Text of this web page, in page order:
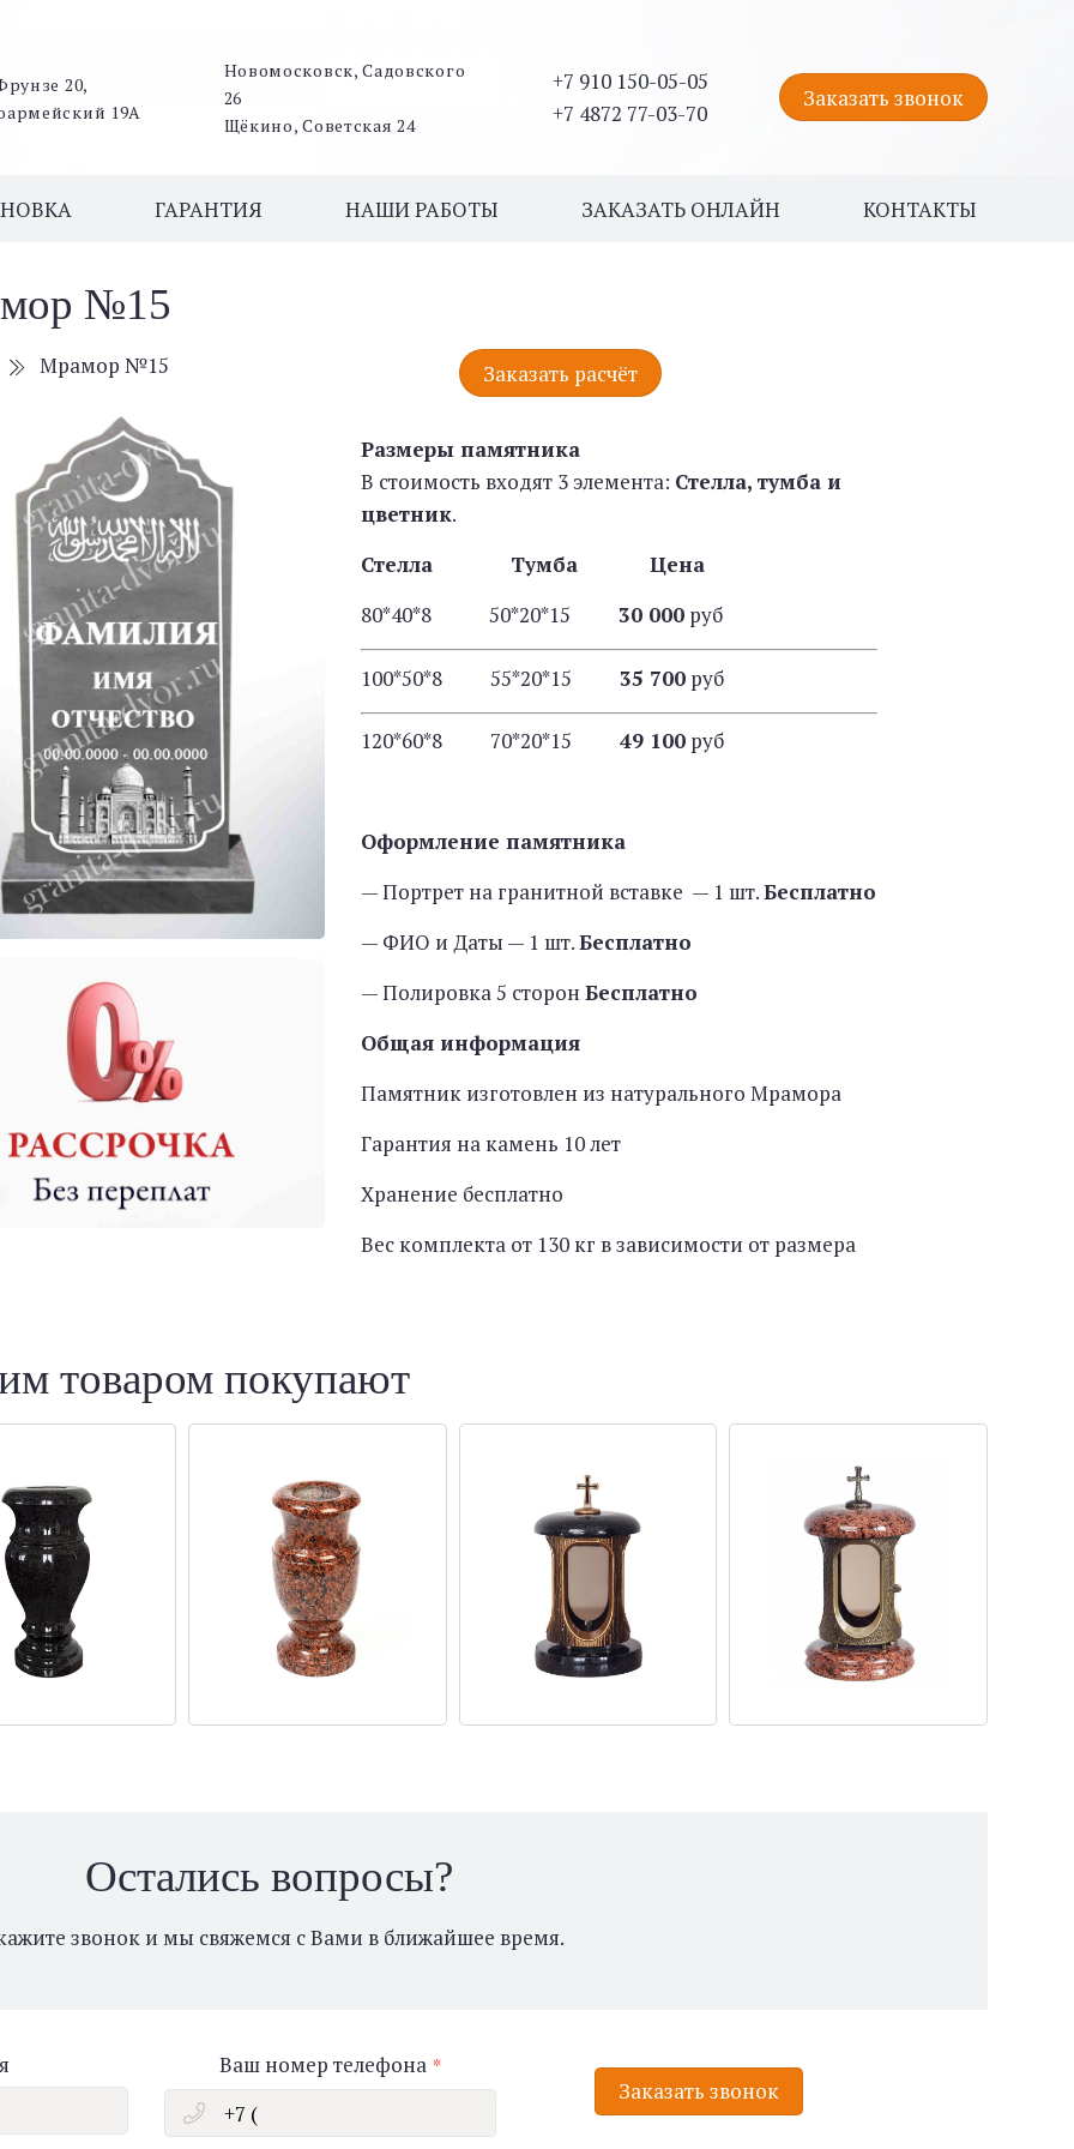
20,
19А
Новомосковск, Садовского
26
Щёкино, Советская 24
+7 910 150-05-05
+7 4872 77-03-70
Заказать звонок
ГАРАНТИЯ НАШИ РАБОТЫ ЗАКАЗАТЬ ОНЛАЙН КОНТАКТЫ
№15
Мрамор №15 Заказать расчёт
Размеры памятника
В стоимость входят 3 элемента: Стелла, тумба и
цветник.
Стелла Тумба Цена
80*40*8 50*20*15 30 000руб
100*50*8 55*20*15 35 700руб
120*60*8 70*20*15 49 100руб
Оформление памятника
— Портрет на гранитной вставке — 1 шт.Бесплатно
— ФИО и Даты — 1 шт.Бесплатно
— Полировка 5 сторон Бесплатно
Общая информация
Памятник изготовлен из натурального Мрамора
Гарантия на камень 10 лет
Хранение бесплатно
Вес комплекта от 130 кг в зависимости от размера
товаром покупают
Остались вопросы?
звонок и мы свяжемся с Вами в ближайшее время.
Ваш номер телефона
Заказать звонок